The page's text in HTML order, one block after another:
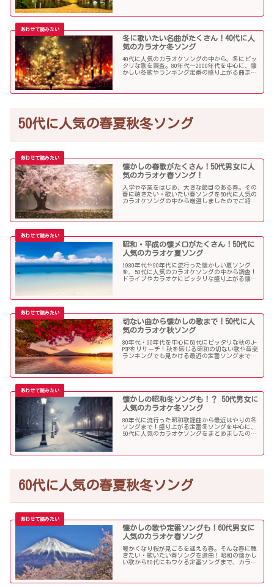
冬に歌いたい名曲がたくさん！40代に人
気のカラオケ冬ソング
40代に人気のカラオケソングの中から、冬にピッ
タリな歌を調査。80年代〜2000年代を中心に、懐
かしい冬歌やランキング定番の盛り上がる曲まで
50代に人気の春夏秋冬ソング
懐かしの春歌がたくさん！50代男女に人
気のカラオケ春ソング！
入学や卒業をはじめ、大きな節目のある春。その
春に聴きたい・歌いたい春ソングを50代に人気の
カラオケソングの中から厳選しましたのでご紹介
昭和・平成の懐メロがたくさん！50代に
人気のカラオケ夏ソング
1980年代や90年代に流行った懐かしい夏ソング
を、50代に人気のカラオケソングの中から調査！
ドライブやカラオケにピッタリな盛り上がる懐メ
切ない曲から懐かしの歌まで！50代に人
気のカラオケ秋ソング
80年代・90年代を中心に50代にピッタリな秋のJ-
POPをリサーチ！秋を感じる昭和の切ない歌や音楽
ランキングでも見かける最近の定番ソングまで、
懐かしの昭和冬ソングも！？ 50代男女に
人気のカラオケ冬ソング
80年代に流行った昭和歌謡曲から最近はやりの冬
ソングまで！盛り上がる定番冬ソングを中心に、
50代に人気のカラオケソングをまとめましたので
60代に人気の春夏秋冬ソング
懐かしの歌や定番ソングも！60代男女に
人気のカラオケ春ソング
暖かくなり桜が見ごろを迎える春。そんな春に聴
きたい・歌いたい春ソングを選曲！昭和の懐かし
い歌から60代にもウケる定番ソングまで、カラオ